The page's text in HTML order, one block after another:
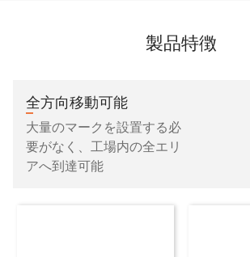
製品特徴
全方向移動可能
大量のマークを設置する必
要がなく、工場内の全エリ
アへ到達可能